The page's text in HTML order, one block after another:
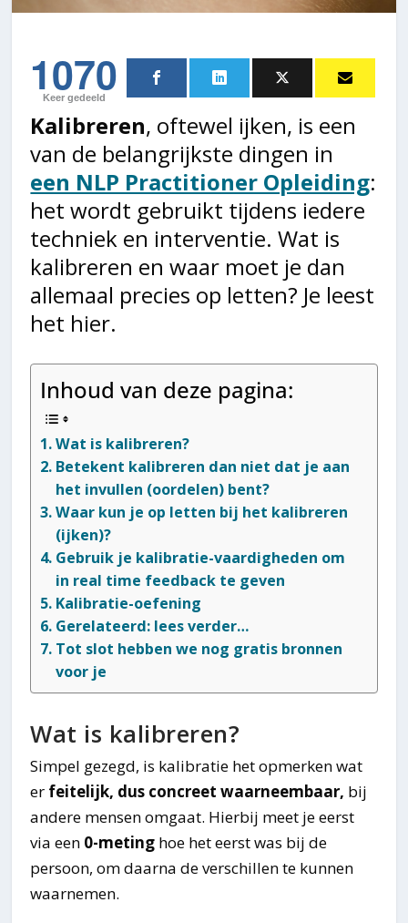
1070
Keer gedeeld
Kalibreren, oftewel ijken, is een
van de belangrijkste dingen in
een NLP Practitioner Opleiding:
het wordt gebruikt tijdens iedere
techniek en interventie. Wat is
kalibreren en waar moet je dan
allemaal precies op letten? Je leest
het hier.
Inhoud van deze pagina:
Wat is kalibreren?
Betekent kalibreren dan niet dat je aan
het invullen (oordelen) bent?
Waar kun je op letten bij het kalibreren
(ijken)?
Gebruik je kalibratie-vaardigheden om
in real time feedback te geven
Kalibratie-oefening
Gerelateerd: lees verder…
Tot slot hebben we nog gratis bronnen
voor je
Wat is kalibreren?
Simpel gezegd, is kalibratie het opmerken wat
er feitelijk, dus concreet waarneembaar, bij
andere mensen omgaat. Hierbij meet je eerst
via een 0-meting hoe het eerst was bij de
persoon, om daarna de verschillen te kunnen
waarnemen.